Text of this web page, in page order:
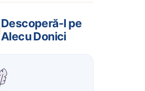
Descoperă-l pe
Alecu Donici